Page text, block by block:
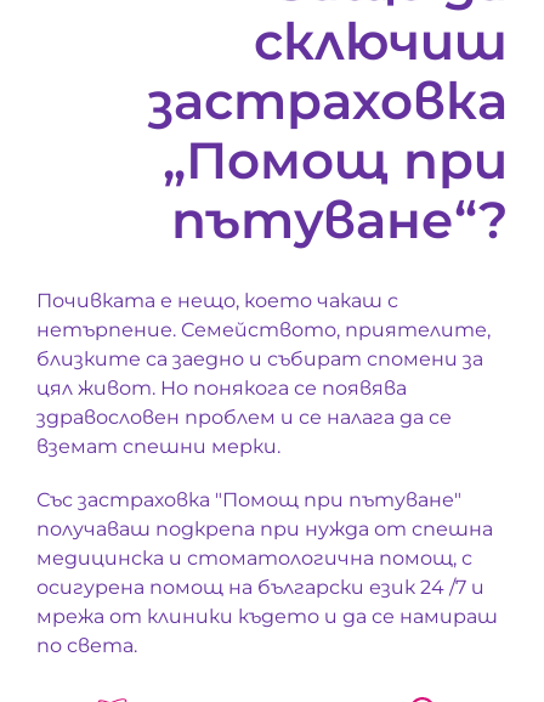
сключиш
застраховка
„Помощ при
пътуване“?
Почивката е нещо, което чакаш с
нетърпение. Семейството, приятелите,
близките са заедно и събират спомени за
цял живот. Но понякога се появява
здравословен проблем и се налага да се
вземат спешни мерки.
Със застраховка "Помощ при пътуване"
получаваш подкрепа при нужда от спешна
медицинска и стоматологична помощ, с
осигурена помощ на български език 24 /7 и
мрежа от клиники където и да се намираш
по света.